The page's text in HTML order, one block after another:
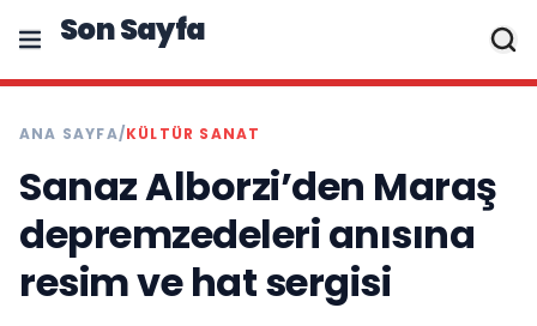
Son Sayfa
ANA SAYFA/KÜLTÜR SANAT
Sanaz Alborzi’den Maraş
depremzedeleri anısına
resim ve hat sergisi